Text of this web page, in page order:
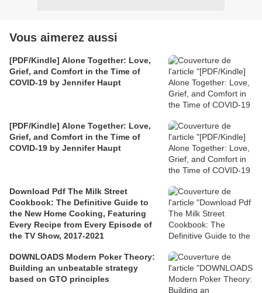
Vous aimerez aussi
[PDF/Kindle] Alone Together: Love,
Grief, and Comfort in the Time of
COVID-19 by Jennifer Haupt
[PDF/Kindle] Alone Together: Love,
Grief, and Comfort in the Time of
COVID-19 by Jennifer Haupt
Download Pdf The Milk Street
Cookbook: The Definitive Guide to
the New Home Cooking, Featuring
Every Recipe from Every Episode of
the TV Show, 2017-2021
DOWNLOADS Modern Poker Theory:
Building an unbeatable strategy
based on GTO principles